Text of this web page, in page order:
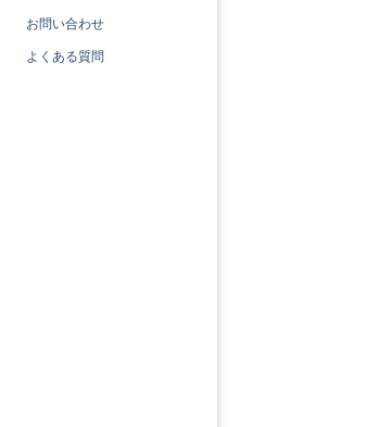
お問い合わせ
よくある質問